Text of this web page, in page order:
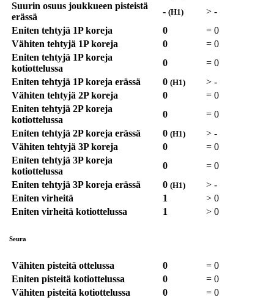
Suurin osuus joukkueen pisteistä
erässä
- (H1) > -
Eniten tehtyjä 1P koreja
0 = 0
Vähiten tehtyjä 1P koreja
0 = 0
Eniten tehtyjä 1P koreja
kotiottelussa
0 = 0
Eniten tehtyjä 1P koreja erässä
0 (H1) > -
Vähiten tehtyjä 2P koreja
0 = 0
Eniten tehtyjä 2P koreja
kotiottelussa
0 = 0
Eniten tehtyjä 2P koreja erässä
0 (H1) > -
Vähiten tehtyjä 3P koreja
0 = 0
Eniten tehtyjä 3P koreja
kotiottelussa
0 = 0
Eniten tehtyjä 3P koreja erässä
0 (H1) > -
Eniten virheitä
1 > 0
Eniten virheitä kotiottelussa
1 > 0
Seura
Vähiten pisteitä ottelussa 0 = 0
Eniten pisteitä kotiottelussa
0 = 0
Vähiten pisteitä kotiottelussa
0 = 0